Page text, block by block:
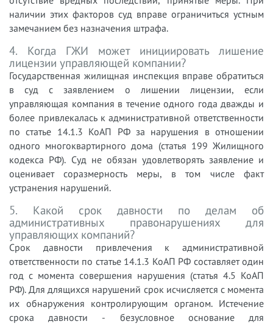
наличии этих факторов суд вправе ограничиться устным
замечанием без назначения штрафа.
4. Когда ГЖИ может инициировать лишение
лицензии управляющей компании?
Государственная жилищная инспекция вправе обратиться
в суд с заявлением о лишении лицензии, если
управляющая компания в течение одного года дважды и
более привлекалась к административной ответственности
по статье 14.1.3 КоАП РФ за нарушения в отношении
одного многоквартирного дома (статья 199 Жилищного
кодекса РФ). Суд не обязан удовлетворять заявление и
оценивает соразмерность меры, в том числе факт
устранения нарушений.
5. Какой срок давности по делам об
административных правонарушениях для
управляющих компаний?
Срок давности привлечения к административной
ответственности по статье 14.1.3 КоАП РФ составляет один
год с момента совершения нарушения (статья 4.5 КоАП
РФ). Для длящихся нарушений срок исчисляется с момента
их обнаружения контролирующим органом. Истечение
срока давности - безусловное основание для